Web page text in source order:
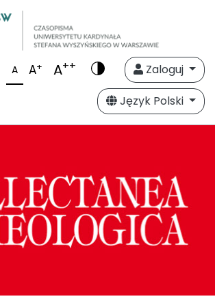
A A+ A++
Zaloguj
Język Polski